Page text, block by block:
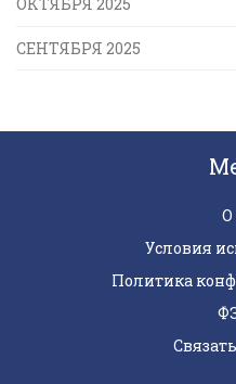
СЕНТЯБРЯ 2025
О
Условия
Политика